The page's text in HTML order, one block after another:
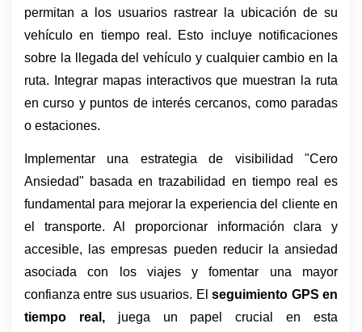
permitan a los usuarios rastrear la ubicación de su
vehículo en tiempo real. Esto incluye notificaciones
sobre la llegada del vehículo y cualquier cambio en la
ruta. Integrar mapas interactivos que muestran la ruta
en curso y puntos de interés cercanos, como paradas
o estaciones.
Implementar una estrategia de visibilidad "Cero
Ansiedad" basada en trazabilidad en tiempo real es
fundamental para mejorar la experiencia del cliente en
el transporte. Al proporcionar información clara y
accesible, las empresas pueden reducir la ansiedad
asociada con los viajes y fomentar una mayor
confianza entre sus usuarios. El seguimiento GPS en
tiempo real, juega un papel crucial en esta